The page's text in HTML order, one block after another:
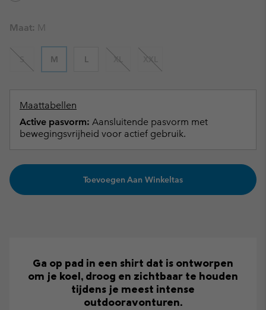
Maat: M
S M L XL XXL
Maattabellen
Active pasvorm: Aansluitende pasvorm met
bewegingsvrijheid voor actief gebruik.
Toevoegen Aan Winkeltas
Ga op pad in een shirt dat is ontworpen
om je koel, droog en zichtbaar te houden
tijdens je meest intense
outdooravonturen.